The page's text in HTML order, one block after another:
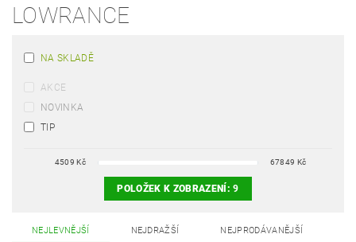
LOWRANCE
NA SKLADĚ
AKCE
NOVINKA
TIP
4509 Kč 67849 Kč
POLOŽEK K ZOBRAZENÍ:9
NEJLEVNĚJŠÍ NEJDRAŽŠÍ NEJPRODÁVANĚJŠÍ